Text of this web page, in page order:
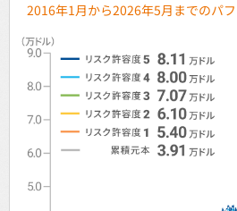
2016年1月から2026年5月までのパフ